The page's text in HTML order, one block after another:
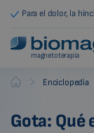
Para el dolor, la
magnetoterapia
Biomag Enciclopedia
Gota: Qué